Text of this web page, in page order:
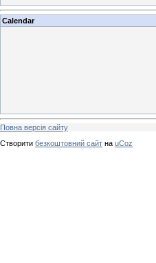
Calendar
Повна версія сайту
Створити безкоштовний сайт на uCoz